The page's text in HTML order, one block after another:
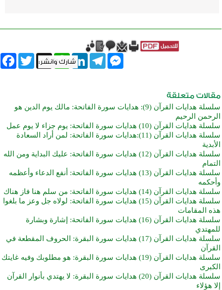
Twitter X
WhatsAppLinkedInTelegram
Messenger
سلسلة هدايات القرآن (9): هدايات سورة الفاتحة: مالك يوم الدين هو
الرحمن الرحيم
سلسلة هدايات القرآن (10) هدايات سورة الفاتحة: يوم جزاء لا يوم عمل
سلسلة هدايات القرآن (11):هدايات سورة الفاتحة: لمن أراد السعادة
الأبدية
سلسلة هدايات القرآن (12) هدايات سورة الفاتحة: عليك البداية ومن الله
التمام
سلسلة هدايات القرآن (13) هدايات سورة الفاتحة: أنفع الدعاء وأعظمه
وأحكمه
سلسلة هدايات القرآن (14) هدايات سورة الفاتحة: من سلم هنا فاز هناك
سلسلة هدايات القرآن (15) هدايات سورة الفاتحة: لولاه جل وعز ما بلغوا
هذه المقامات
سلسلة هدايات القرآن (16) هدايات سورة الفاتحة: إشارة وبشارة
للمهتدي
سلسلة هدايات القرآن (17) هدايات سورة البقرة: الحروف المقطعة في
القرآن
سلسلة هدايات القرآن (19) هدايات سورة البقرة: هو مطلوبك وفيه غايتك
الكبرى
سلسلة هدايات القرآن (20) هدايات سورة البقرة: لا يهتدي بأنوار القرآن
إلا هؤلاء